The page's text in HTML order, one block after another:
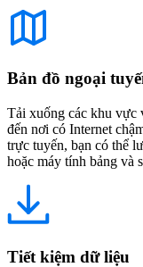
Bản đồ ngoại
Tải xuống các khu vực
đến nơi có Internet
trực tuyến, bạn có thể
hoặc máy tính bảng và
Tiết kiệm dữ liệu